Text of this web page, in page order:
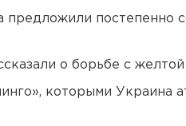
предложили постепенно
о борьбе с
которыми Украина